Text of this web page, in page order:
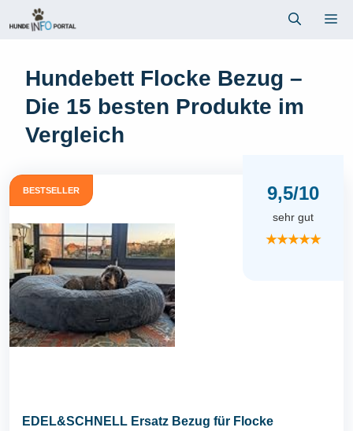
Inhalt
Hundebett Flocke Bezug –
Die 15 besten Produkte im
Vergleich
BESTSELLER 9,5/10
sehr gut
★★★★★
EDEL&SCHNELL Ersatz Bezug für Flocke